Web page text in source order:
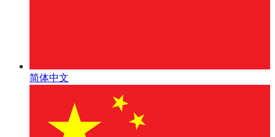
简体中文